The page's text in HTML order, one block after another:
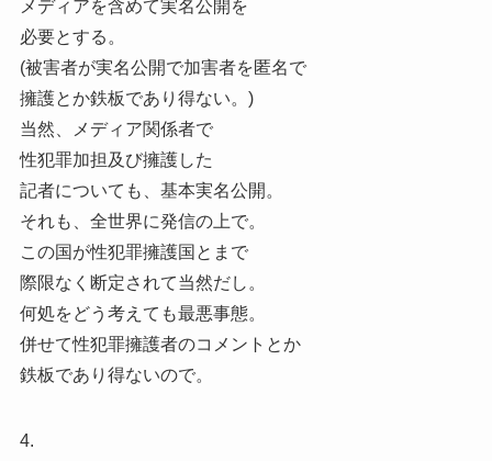
メディアを含めて実名公開を
必要とする。
(被害者が実名公開で加害者を匿名で
擁護とか鉄板であり得ない。)
当然、メディア関係者で
性犯罪加担及び擁護した
記者についても、基本実名公開。
それも、全世界に発信の上で。
この国が性犯罪擁護国とまで
際限なく断定されて当然だし。
何処をどう考えても最悪事態。
併せて性犯罪擁護者のコメントとか
鉄板であり得ないので。
4.